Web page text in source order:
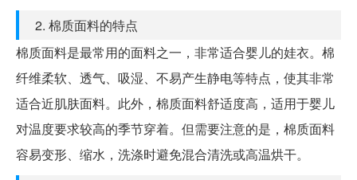
2. 棉质面料的特点
棉质面料是最常用的面料之一，非常适合婴儿的娃衣。棉
纤维柔软、透气、吸湿、不易产生静电等特点，使其非常
适合近肌肤面料。此外，棉质面料舒适度高，适用于婴儿
对温度要求较高的季节穿着。但需要注意的是，棉质面料
容易变形、缩水，洗涤时避免混合清洗或高温烘干。